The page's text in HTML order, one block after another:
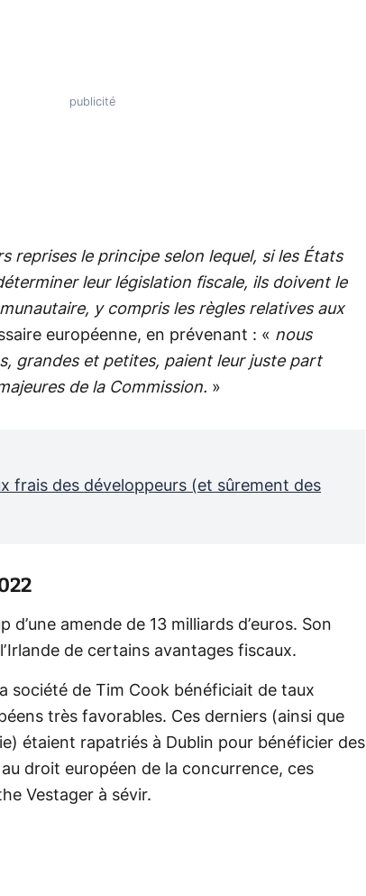
reprises le principe selon lequel, si les États
leur législation fiscale, ils doivent le
y compris les règles relatives aux
européenne, en prévenant : « nous
grandes et petites, paient leur juste part
de la Commission. »
frais des développeurs (et sûrement des
d’une amende de 13 milliards d’euros. Son
de certains avantages fiscaux.
société de Tim Cook bénéficiait de taux
très favorables. Ces derniers (ainsi que
étaient rapatriés à Dublin pour bénéficier des
droit européen de la concurrence, ces
Vestager à sévir.